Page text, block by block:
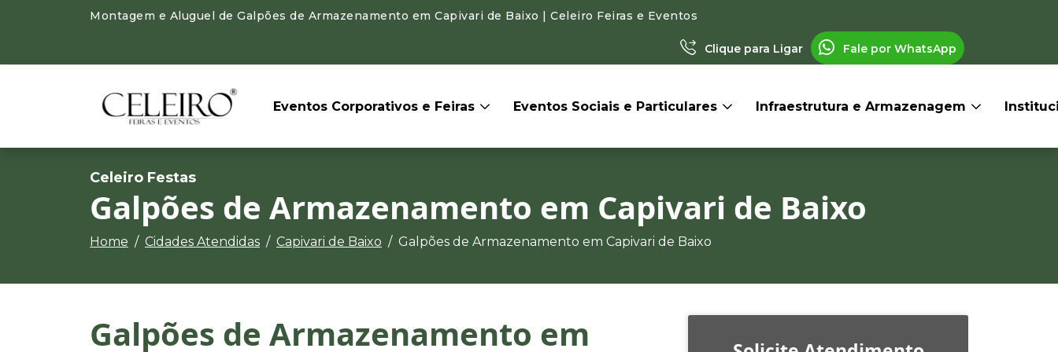
Montagem e Aluguel de Galpões de Armazenamento em Capivari de Baixo | Celeiro Feiras e Eventos
Clique para Ligar Fale por WhatsApp
Eventos Corporativos e Feiras Eventos Sociais e Particulares Infraestrutura e Armazenagem
Celeiro Festas
Galpões de Armazenamento em Capivari de Baixo
Home Cidades Atendidas Capivari de Baixo Galpões de Armazenamento em Capivari de Baixo
Galpões de Armazenamento em